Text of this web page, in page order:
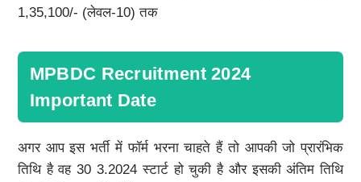
1,35,100/- (लेवल-10) तक
MPBDC Recruitment 2024
Important Date
अगर आप इस भर्ती में फॉर्म भरना चाहते हैं तो आपकी जो प्रारंभिक
तिथि है वह 30 3.2024 स्टार्ट हो चुकी है और इसकी अंतिम तिथि